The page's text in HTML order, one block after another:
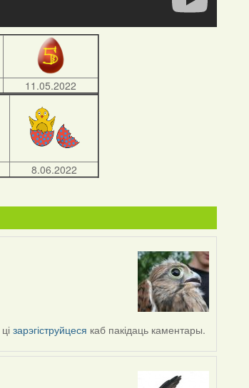
11.05.2022
8.06.2022
цізарэгіструйцеся каб пакідаць каментары.